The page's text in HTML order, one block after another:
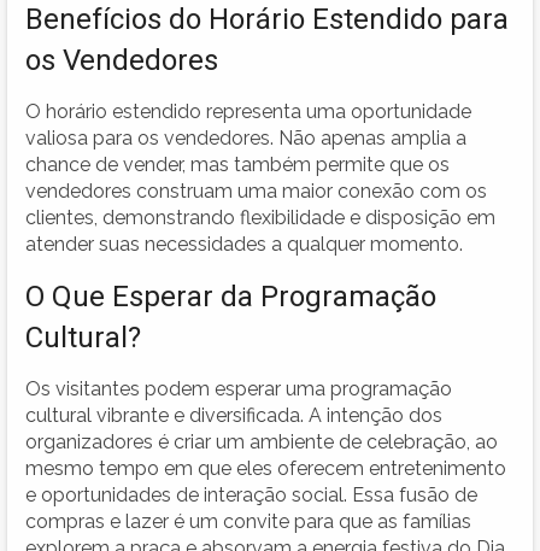
Benefícios do Horário Estendido para
os Vendedores
O horário estendido representa uma oportunidade
valiosa para os vendedores. Não apenas amplia a
chance de vender, mas também permite que os
vendedores construam uma maior conexão com os
clientes, demonstrando flexibilidade e disposição em
atender suas necessidades a qualquer momento.
O Que Esperar da Programação
Cultural?
Os visitantes podem esperar uma programação
cultural vibrante e diversificada. A intenção dos
organizadores é criar um ambiente de celebração, ao
mesmo tempo em que eles oferecem entretenimento
e oportunidades de interação social. Essa fusão de
compras e lazer é um convite para que as famílias